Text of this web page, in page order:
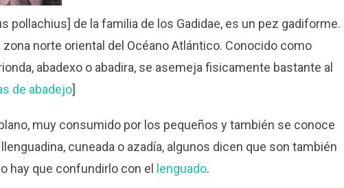
pollachius] de la familia de los Gadidae, es un pez gadiforme.
norte oriental del Océano Atlántico. Conocido como
abadexo o abadira, se asemeja fisicamente bastante al
de abadejo]
muy consumido por los pequeños y también se conoce
cuneada o azadía, algunos dicen que son también
hay que confundirlo con el lenguado.